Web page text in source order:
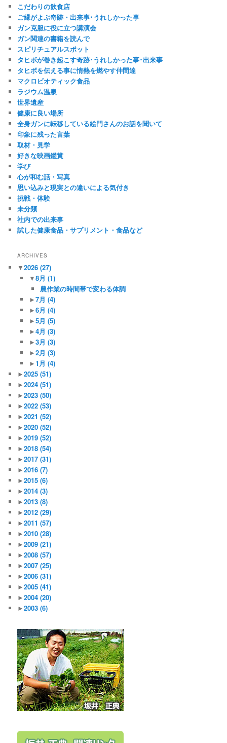
こだわりの飲食店
ご縁がよぶ奇跡・出来事･うれしかった事
ガン克服に役に立つ講演会
ガン関連の書籍を読んで
スピリチュアルスポット
タヒボが巻き起こす奇跡･うれしかった事･出来事
タヒボを伝える事に情熱を燃やす仲間達
マクロビオティック食品
ラジウム温泉
世界遺産
健康に良い場所
全身ガンに転移している絵門さんのお話を聞いて
印象に残った言葉
取材・見学
好きな映画鑑賞
学び
心が和む話・写真
思い込みと現実との違いによる気付き
挑戦・体験
未分類
社内での出来事
試した健康食品・サプリメント・食品など
ARCHIVES
▼2026(27)
▼8月 (1)
農作業の時間帯で変わる体調
►7月 (4)
►6月 (4)
►5月 (5)
►4月 (3)
►3月 (3)
►2月 (3)
►1月 (4)
►2025(51)
►2024(51)
►2023(50)
►2022(53)
►2021(52)
►2020(52)
►2019(52)
►2018(54)
►2017(31)
►2016(7)
►2015(6)
►2014(3)
►2013(8)
►2012(29)
►2011(57)
►2010(28)
►2009(21)
►2008(57)
►2007(25)
►2006(31)
►2005(41)
►2004(20)
►2003(6)